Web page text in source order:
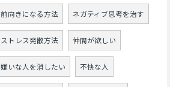
前向きになる方法 ネガティブ思考を治す
ストレス発散方法 仲間が欲しい
嫌いな人を消したい 不快な人